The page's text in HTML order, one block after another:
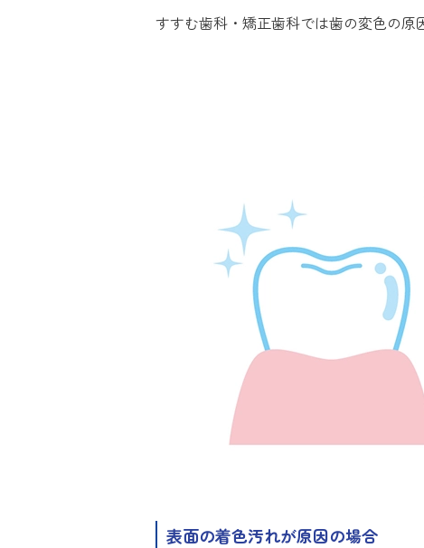
すすむ歯科・矯正歯科では歯の変色の原
表面の着色汚れが原因の場合